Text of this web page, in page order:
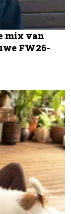
mix van
FW26-